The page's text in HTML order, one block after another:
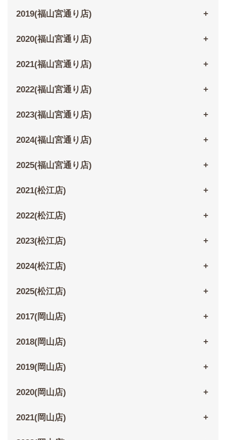
2019(福山宮通り店)
2020(福山宮通り店)
2021(福山宮通り店)
2022(福山宮通り店)
2023(福山宮通り店)
2024(福山宮通り店)
2025(福山宮通り店)
2021(松江店)
2022(松江店)
2023(松江店)
2024(松江店)
2025(松江店)
2017(岡山店)
2018(岡山店)
2019(岡山店)
2020(岡山店)
2021(岡山店)